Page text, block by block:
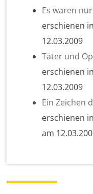
Es waren
erschienen
12.03.2009
Täter und
erschienen
12.03.2009
Ein Zeichen
erschienen
am